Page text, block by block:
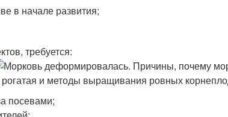
в начале развития;
требуется:
посевами;